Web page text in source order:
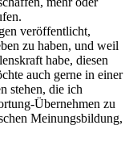
veröffentlicht,
zu haben, und weil
habe, diesen
auch gerne in einer
stehen, die ich
Übernehmen zu
Meinungsbildung,